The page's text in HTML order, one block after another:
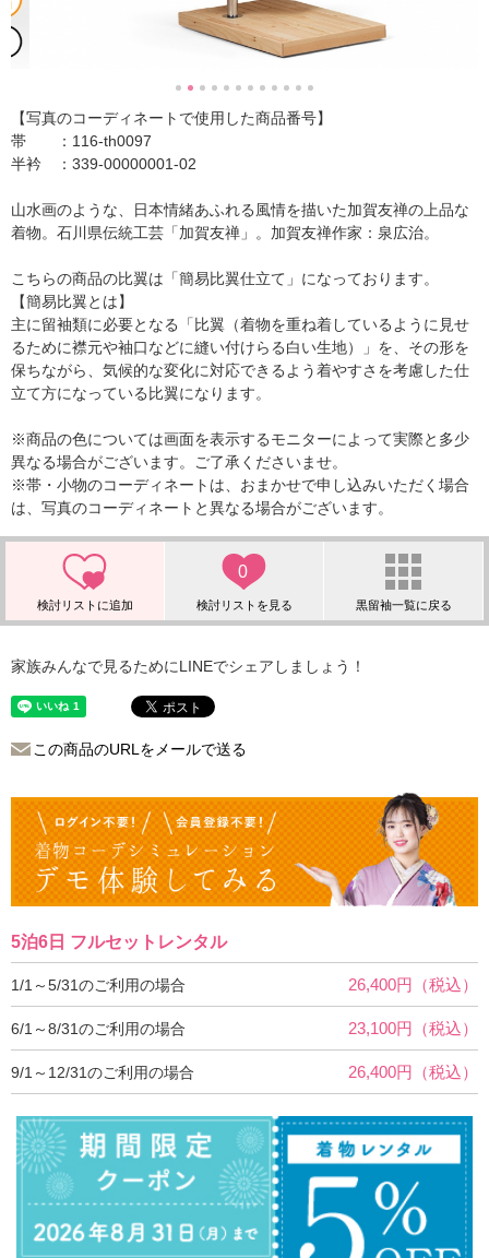
【写真のコーディネートで使用した商品番号】
帯 ：116-th0097
半衿 ：339-00000001-02
山水画のような、日本情緒あふれる風情を描いた加賀友禅の上品な
着物。石川県伝統工芸「加賀友禅」。加賀友禅作家：泉広治。
こちらの商品の比翼は「簡易比翼仕立て」になっております。
【簡易比翼とは】
主に留袖類に必要となる「比翼（着物を重ね着しているように見せ
るために襟元や袖口などに縫い付けらる白い生地）」を、その形を
保ちながら、気候的な変化に対応できるよう着やすさを考慮した仕
立て方になっている比翼になります。
※商品の色については画面を表示するモニターによって実際と多少
異なる場合がございます。ご了承くださいませ。
※帯・小物のコーディネートは、おまかせで申し込みいただく場合
は、写真のコーディネートと異なる場合がございます。
0
家族みんなで見るためにLINEでシェアしましょう！
この商品のURLをメールで送る
5泊6日 フルセットレンタル
1/1～5/31のご利用の場合 26,400円（税込）
6/1～8/31のご利用の場合 23,100円（税込）
9/1～12/31のご利用の場合 26,400円（税込）